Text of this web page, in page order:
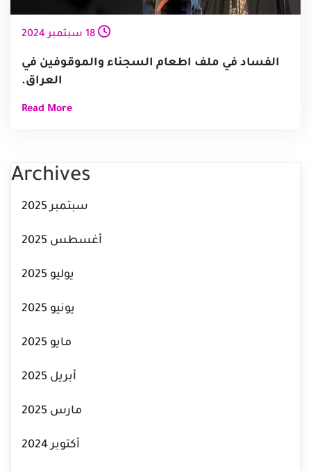
18 سبتمبر 2024
الفساد في ملف اطعام السجناء والموقوفين في
العراق.
Read More
Archives
سبتمبر 2025
أغسطس 2025
يوليو 2025
يونيو 2025
مايو 2025
أبريل 2025
مارس 2025
أكتوبر 2024